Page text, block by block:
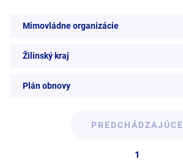
Mimovládne organizácie
Žilinský kraj
Plán obnovy
PREDCHÁDZAJÚCE
1